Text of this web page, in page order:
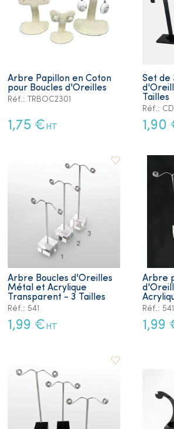
Arbre Papillon en Coton
pour Boucles d'Oreilles
Réf.: TRBOC2301
1,75 € HT
Set de
Tailles
Réf.:
1,90
Arbre Boucles d'Oreilles
Métal et Acrylique
Transparent - 3 Tailles
Réf.: 541
1,99 € HT
Arbre
Réf.:
1,99